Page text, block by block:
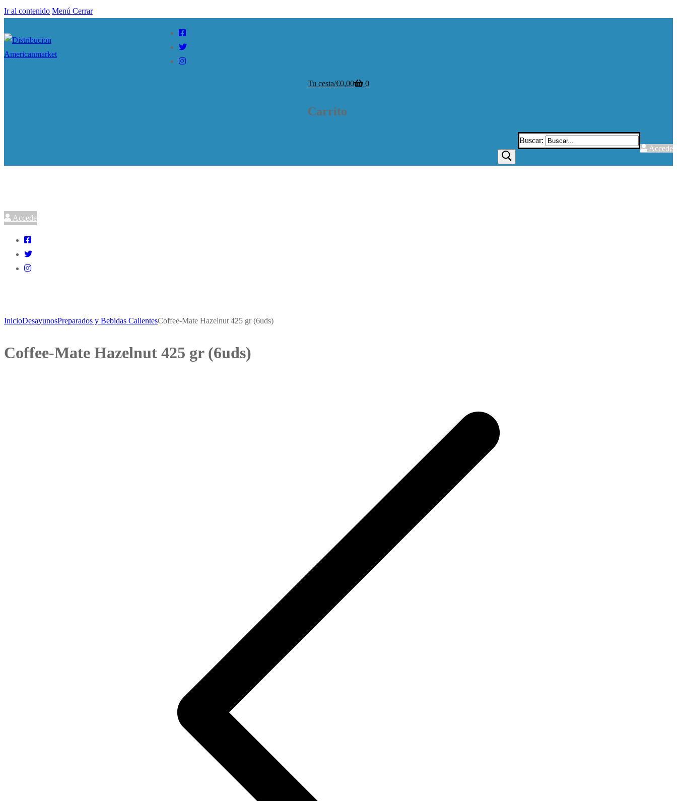
Ir al contenido Menú Cerrar
Tu cesta/€0,00 0
Carrito
Buscar:
Accede
Accede
InicioDesayunosPreparados y Bebidas CalientesCoffee-Mate Hazelnut 425 gr (6uds)
Coffee-Mate Hazelnut 425 gr (6uds)